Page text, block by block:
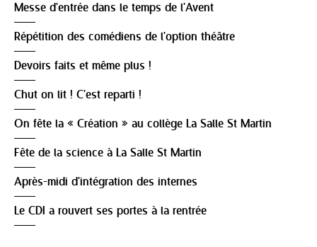
Messe d'entrée dans le temps de l'Avent
Répétition des comédiens de l'option théâtre
Devoirs faits et même plus !
Chut on lit ! C'est reparti !
On fête la « Création » au collège La Salle St Martin
Fête de la science à La Salle St Martin
Après-midi d'intégration des internes
Le CDI a rouvert ses portes à la rentrée